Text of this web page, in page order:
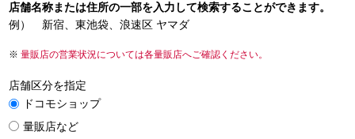
店舗名称または住所の一部を入力して検索することができます。
例） 新宿、東池袋、浪速区 ヤマダ
量販店の営業状況については各量販店へご確認ください。
店舗区分を指定
ドコモショップ
量販店など